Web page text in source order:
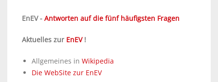
EnEV - Antworten auf die fünf häufigsten Fragen
Aktuelles zur EnEV!
Allgemeines in Wikipedia
Die WebSite zur EnEV